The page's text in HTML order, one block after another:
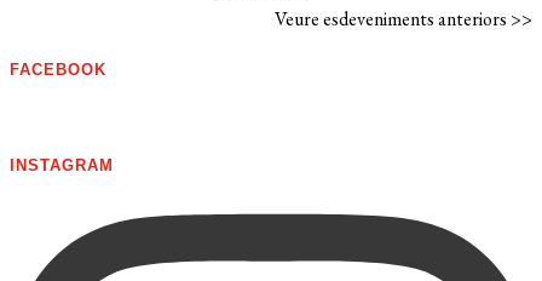
Veure esdeveniments anteriors >>
FACEBOOK
INSTAGRAM